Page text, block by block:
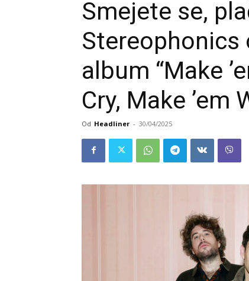
Smejete se,
album “Make
Cry, Make ’em
Od Headliner - 30/04/2025